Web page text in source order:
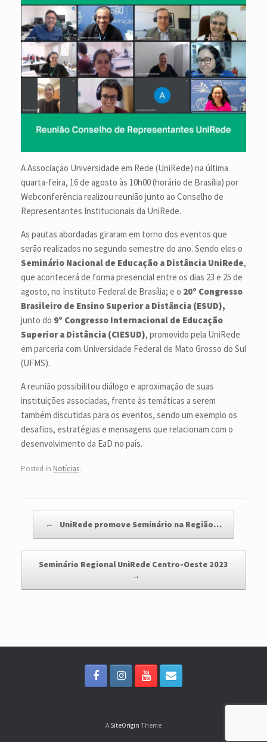
A Associação Universidade em Rede (UniRede) na última
quarta-feira, 16 de agosto às 10h00 (horário de Brasília) por
Webconferência realizou reunião junto ao Conselho de
Representantes Institucionais da UniRede.
As pautas abordadas giraram em torno dos eventos que
serão realizados no segundo semestre do ano. Sendo eles o
Seminário Nacional de Educação a Distância UniRede,
que acontecerá de forma presencial entre os dias 23 e 25 de
agosto, no Instituto Federal de Brasília; e o 20º Congresso
Brasileiro de Ensino Superior a Distância (ESUD),
junto do 9º Congresso Internacional de Educação
Superior a Distância (CIESUD), promovido pela UniRede
em parceria com Universidade Federal de Mato Grosso do Sul
(UFMS).
A reunião possibilitou diálogo e aproximação de suas
instituições associadas, frente às temáticas a serem
também discutidas para os eventos, sendo um exemplo os
desafios, estratégias e mensagens que relacionam com o
desenvolvimento da EaD no país.
Posted in Notícias.
← UniRede promove Seminário na Região…
Seminário Regional UniRede Centro-Oeste 2023
→
A SiteOrigin Theme